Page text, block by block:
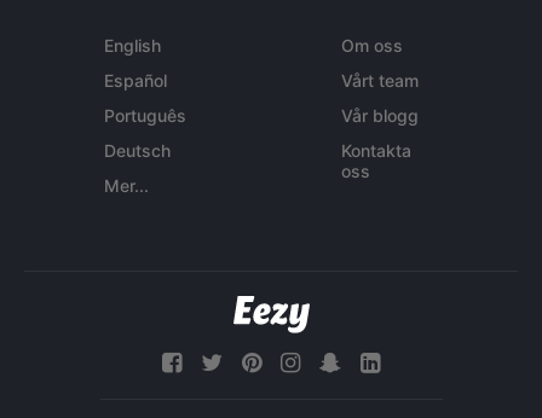
English
Español
Português
Deutsch
Mer...
Om oss
Vårt team
Vår blogg
Kontakta
oss